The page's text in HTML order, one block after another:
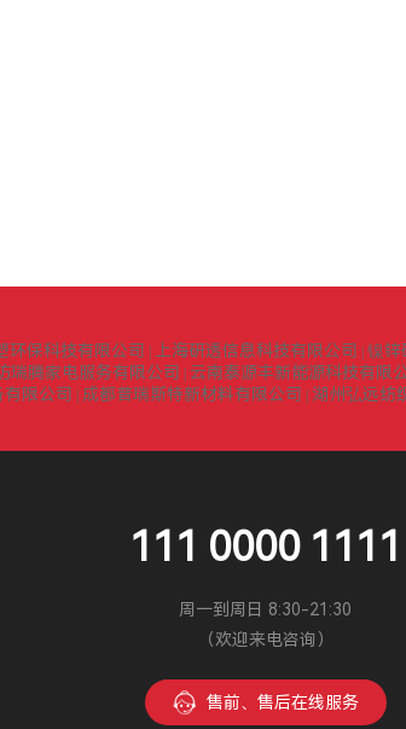
环保科技有限公司 上海研透信息科技有限公司
镍锌
瑞腾家电服务有限公司
云南泰源丰新能源科技有限
限公司 成都普瑞斯特新材料有限公司
湖州弘远纺
111 0000 1111
周一到周日 8:30-21:30
（欢迎来电咨询）
售前、售后在线服务